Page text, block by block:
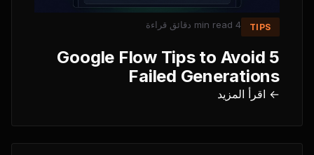
TIPS
4 min read دقائق قراءة
5 Google Flow Tips to Avoid
Failed Generations
← اقرأ المزيد